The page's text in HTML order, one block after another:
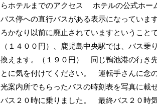
らホテルまでのアクセス ホテルの公式ホー
バス停への直行バスがある表示になっていま
ろかなり以前に廃止されていますというこ
（１４００円）、鹿児島中央駅では、バス
換えます。（１９０円） 同じ鴨池港の行き
とに気を付けてください。 運転手さんに念
光案内所でもらったバスの時刻表を写真に
バス２０時に乗りました。 最終バス２０時